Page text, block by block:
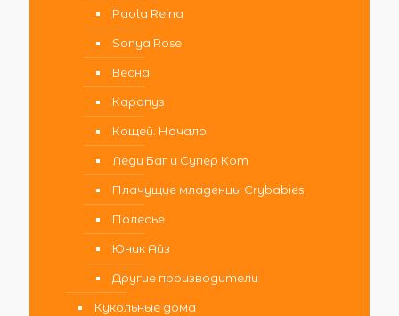
Paola Reina
Sonya Rose
Весна
Карапуз
Кощей. Начало
Леди Баг и Супер Кот
Плачущие младенцы Crybabies
Полесье
Юник Айз
Другие производители
Кукольные дома